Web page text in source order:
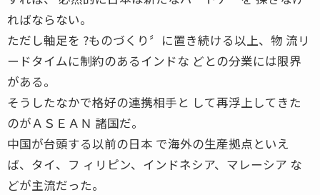
ればならない。
ただし軸足を ?ものづくり〞に置き続ける以上、物 流リ
ードタイムに制約のあるインドな どとの分業には限界
がある。
そうしたなかで格好の連携相手と して再浮上してきた
のがＡＳＥＡＮ 諸国だ。
中国が台頭する以前の日本 で海外の生産拠点といえ
ば、タイ、フ ィリピン、インドネシア、マレーシア な
どが主流だった。